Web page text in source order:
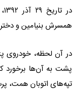
همسرش بنیامین و
پشت به آن‌ها برخورد
تپه‌های اتوبان همت،